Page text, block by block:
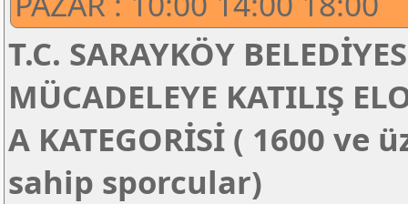
T.C. SARAYKÖY
MÜCADELEYE KATILIŞ
A KATEGORİSİ ( 1600
sahip sporcular)